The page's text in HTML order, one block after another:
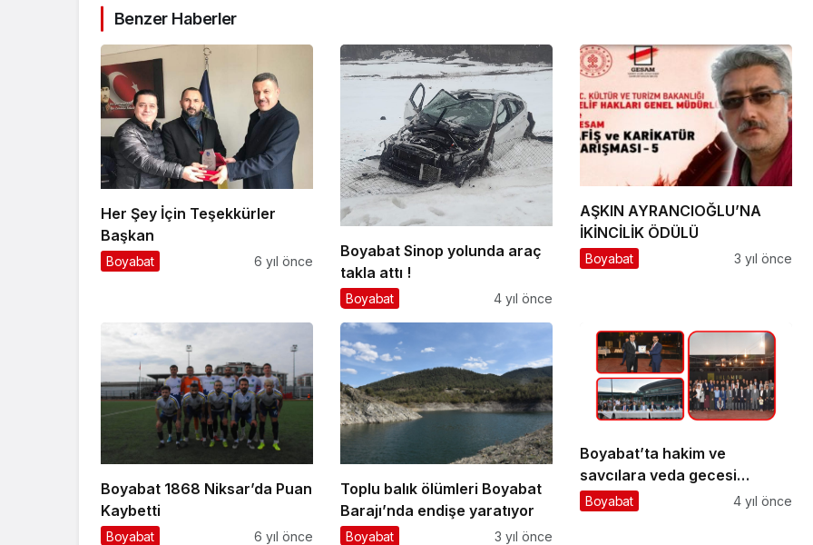
Benzer Haberler
Her Şey İçin Teşekkürler
Başkan
Boyabat 6 yıl önce
Boyabat Sinop yolunda araç
takla attı !
Boyabat 4 yıl önce
AŞKIN AYRANCIOĞLU’NA
İKİNCİLİK ÖDÜLÜ
Boyabat 3 yıl önce
Boyabat 1868 Niksar’da Puan
Kaybetti
Boyabat 6 yıl önce
Toplu balık ölümleri Boyabat
Barajı’nda endişe yaratıyor
Boyabat 3 yıl önce
Boyabat’ta hakim ve
savcılara veda gecesi
düzenlendi
Boyabat 4 yıl önce